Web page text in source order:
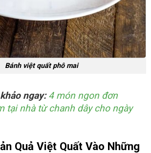
Bánh việt quất phô mai
ngay: 4 món ngon đơn
tại nhà từ chanh dây cho ngày
Quả Việt Quất Vào Những